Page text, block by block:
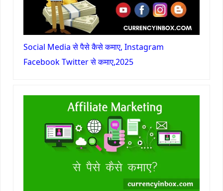
Social Media से पैसे कैसे कमाए, Instagram
Facebook Twitter से कमाए,2025